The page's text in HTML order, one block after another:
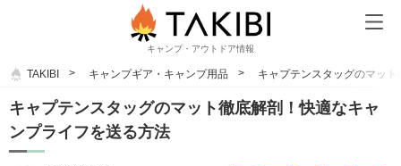
キャンプ・アウトドア情報
TAKIBI キャンプギア・キャンプ用品 キャプテンスタッグのマッ
キャプテンスタッグのマット徹底解剖！快適なキャ
ンプライフを送る方法